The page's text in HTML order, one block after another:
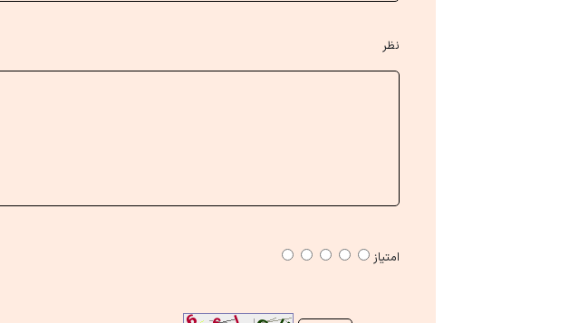
نظر
امتیاز